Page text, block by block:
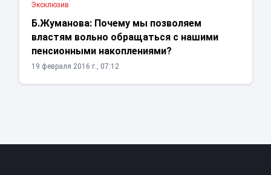
Эксклюзив
Б.Жуманова: Почему мы позволяем
властям вольно обращаться с нашими
пенсионными накоплениями?
19 февраля 2016 г., 07:12